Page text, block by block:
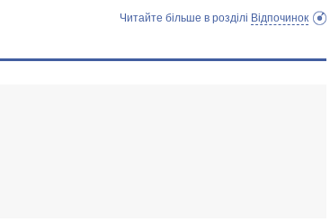
Читайте більше в розділі Відпочинок